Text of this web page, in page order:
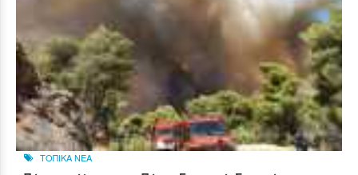
ΤΟΠΙΚΑ ΝΕΑ